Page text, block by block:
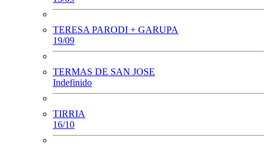
TERESA PARODI + GARUPA
19/09
TERMAS DE SAN JOSE
Indefinido
TIRRIA
16/10